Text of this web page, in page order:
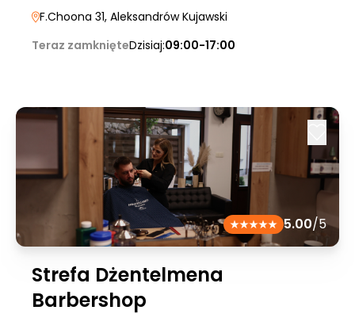
F.Choona 31, Aleksandrów Kujawski
Teraz zamknięteDzisiaj:09:00-17:00
5.00/5
Strefa Dżentelmena
Barbershop